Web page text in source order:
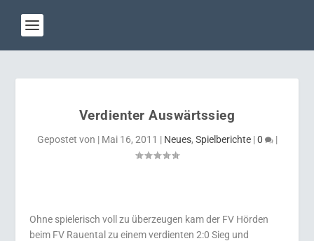
Verdienter Auswärtssieg
Gepostet von | Mai 16, 2011 | Neues, Spielberichte|0 |
Ohne spielerisch voll zu überzeugen kam der FV Hörden
beim FV Rauental zu einem verdienten 2:0 Sieg und